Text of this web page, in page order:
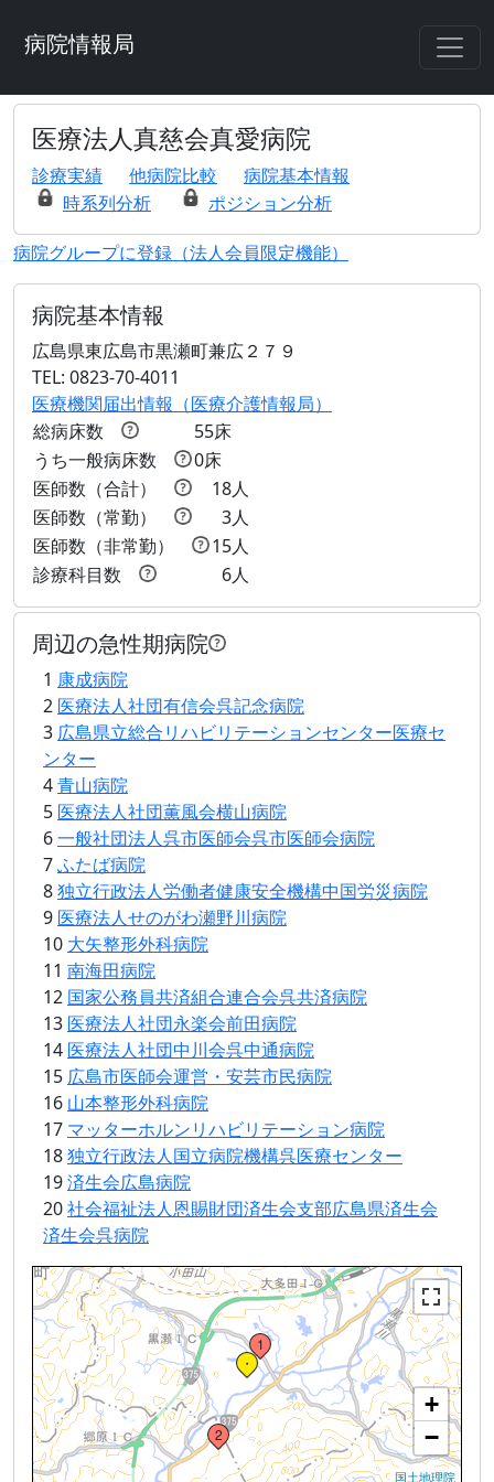
病院情報局
医療法人真慈会真愛病院
診療実績 他病院比較
病院基本情報
時系列分析
ポジション分析
病院グループに登録（法人会員限定機能）
病院基本情報
広島県東広島市黒瀬町兼広２７９
TEL: 0823-70-4011
医療機関届出情報（医療介護情報局）
総病床数
55床
うち一般病床数
0床
医師数（合計）
18人
医師数（常勤）
3人
医師数（非常勤）
15人
診療科目数
6人
周辺の急性期病院
1 康成病院
2 医療法人社団有信会呉記念病院
3 広島県立総合リハビリテーションセンター医療セ
ンター
4青山病院
5 医療法人社団薫風会横山病院
6一般社団法人呉市医師会呉市医師会病院
7ふたば病院
8独立行政法人労働者健康安全機構中国労災病院
9 医療法人せのがわ瀬野川病院
10 大矢整形外科病院
11 南海田病院
12 国家公務員共済組合連合会呉共済病院
13 医療法人社団永楽会前田病院
14 医療法人社団中川会呉中通病院
15 広島市医師会運営・安芸市民病院
16 山本整形外科病院
17 マッターホルンリハビリテーション病院
18独立行政法人国立病院機構呉医療センター
19済生会広島病院
20社会福祉法人恩賜財団済生会支部広島県済生会
済生会呉病院
Loading...
・
1
2
+
−
国土地理院